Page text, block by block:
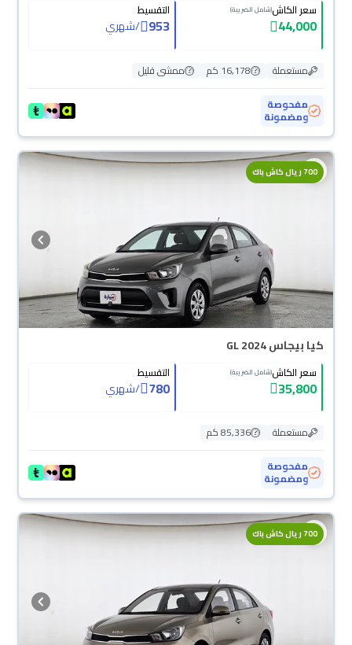
سعر الكاش(شامل الضريبة)
44,000
التقسيط
953
/شهري
مستعملة 16,178 كم
ممشى قليل
مفحوصة
ومضمونة
700 ريال كاش باك
كيا بيجاس GL 2024
سعر الكاش(شامل الضريبة)
35,800
التقسيط
780
/شهري
مستعملة
85,336 كم
مفحوصة
ومضمونة
700 ريال كاش باك